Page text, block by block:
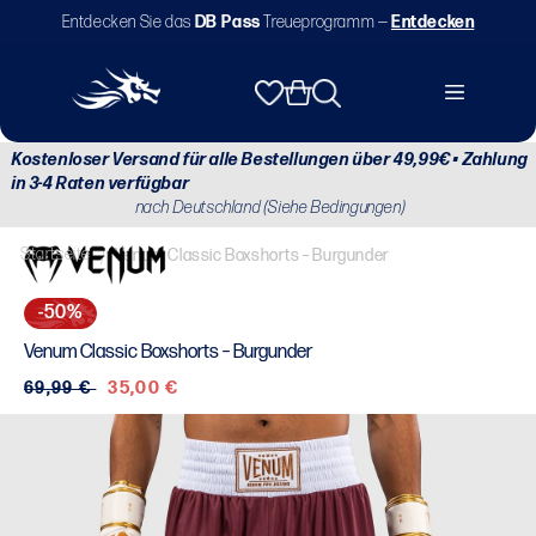
zumEntdecken Sie das DB PassTreueprogramm — Entdecken
Warenkorb
Kostenloser Versand für alle Bestellungen über 49,99€ • Zahlung
in 3-4 Raten verfügbar
nach Deutschland (Siehe Bedingungen)
Startseite / Venum Classic Boxshorts – Burgunder
-50%
Venum Classic Boxshorts – Burgunder
Normaler
69,99 € Verkaufspreis
35,00 €